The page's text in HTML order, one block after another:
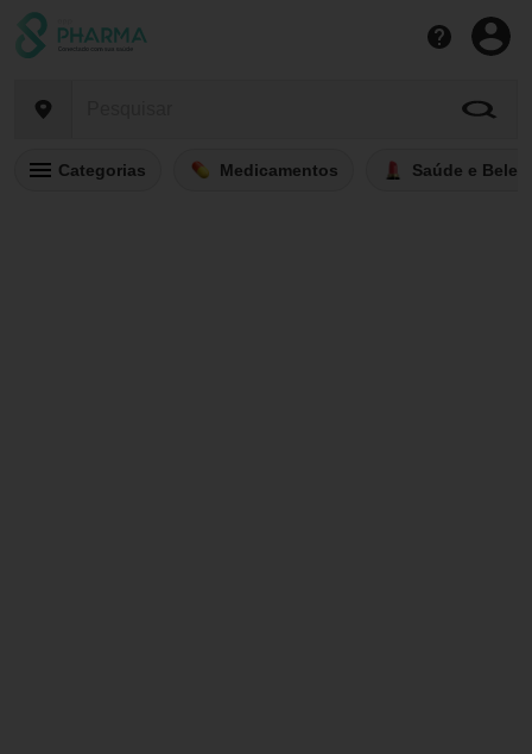
Categorias Medicamentos Saúde e